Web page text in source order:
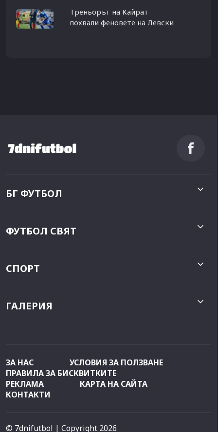
Треньорът на Кайрат
похвали феновете на Левски
БГ ФУТБОЛ
ФУТБОЛ СВЯТ
СПОРТ
ГАЛЕРИЯ
ЗА НАС
УСЛОВИЯ ЗА ПОЛЗВАНЕ
ПРАВИЛА ЗА БИСКВИТКИТЕ
РЕКЛАМА
КАРТА НА САЙТА
КОНТАКТИ
© 7dnifutbol | Copyright 2026